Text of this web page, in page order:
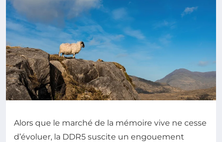
Alors que le marché de la mémoire vive ne cesse
d’évoluer, la DDR5 suscite un engouement